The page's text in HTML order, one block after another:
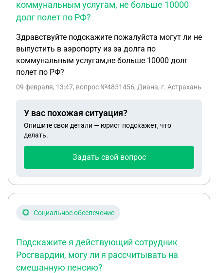
Могу ли запросить и какую сумму ущерб за то что
агент расторгает сам со мной договор через суд?
запросить за моральный вред,в течение
некоторого времени в переписке было гнобление,
нервотрёпки, вымогательство денежных средств
(требовали оплатить их работу )?
коммунальным услугам, не больше 10000
долг полет по РФ?
Здравствуйте подскажите пожалуйста могут ли не
выпустить в аэропорту из за долга по
коммунальным услугам,не больше 10000 долг
полет по РФ?
09 февраля, 13:47, вопрос №4851456, Диана, г. Астрахань
У вас похожая ситуация?
Опишите свои детали — юрист подскажет, что
делать.
Задать свой вопрос
Социальное обеспечение
Подскажите я действующий сотрудник
Росгвардии, могу ли я рассчитывать на
смешанную пенсию?